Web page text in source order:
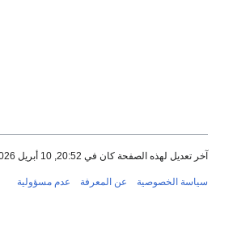
آخر تعديل لهذه الصفحة كان في 20:52, 10 أبريل 2026.
سياسة الخصوصية عن المعرفة عدم مسؤولية